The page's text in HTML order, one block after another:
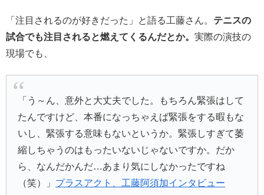
「注目されるのが好きだった」と語る工藤さん。 テニスの
試合でも注目されると燃えてくるんだとか。 実際の演技の
現場でも、
「う～ん、意外と大丈夫でした。もちろん緊張はして
たんですけど、本番になっちゃえば緊張をする暇もな
いし、緊張する意味もないというか。緊張しすぎて萎
縮しちゃうのはもったいないじゃないですか。だか
ら、なんだかんだ…あまり気にしなかったですね
（笑）」 プラスアクト、工藤阿須加インタビュー